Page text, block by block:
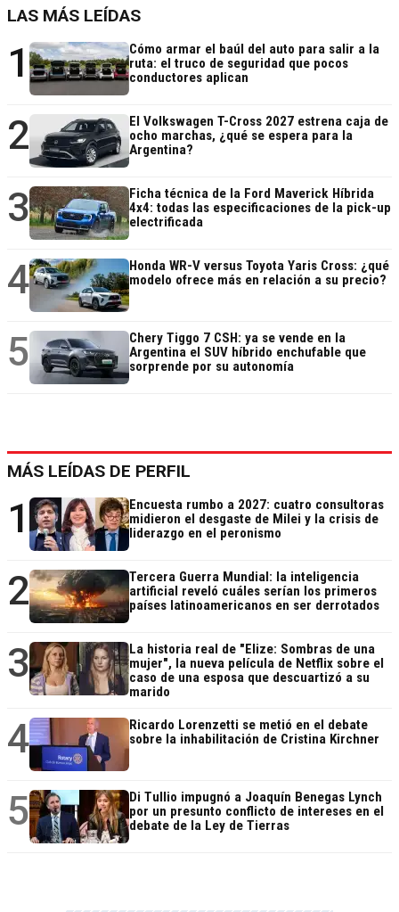
LAS MÁS LEÍDAS
1
Cómo armar el baúl del auto para salir a la
ruta: el truco de seguridad que pocos
conductores aplican
2
El Volkswagen T-Cross 2027 estrena caja de
ocho marchas, ¿qué se espera para la
Argentina?
3
Ficha técnica de la Ford Maverick Híbrida
4x4: todas las especificaciones de la pick-up
electrificada
4
Honda WR-V versus Toyota Yaris Cross: ¿qué
modelo ofrece más en relación a su precio?
5
Chery Tiggo 7 CSH: ya se vende en la
Argentina el SUV híbrido enchufable que
sorprende por su autonomía
MÁS LEÍDAS DE PERFIL
1
Encuesta rumbo a 2027: cuatro consultoras
midieron el desgaste de Milei y la crisis de
liderazgo en el peronismo
2
Tercera Guerra Mundial: la inteligencia
artificial reveló cuáles serían los primeros
países latinoamericanos en ser derrotados
3
La historia real de "Elize: Sombras de una
mujer", la nueva película de Netflix sobre el
caso de una esposa que descuartizó a su
marido
4
Ricardo Lorenzetti se metió en el debate
sobre la inhabilitación de Cristina Kirchner
5
Di Tullio impugnó a Joaquín Benegas Lynch
por un presunto conflicto de intereses en el
debate de la Ley de Tierras